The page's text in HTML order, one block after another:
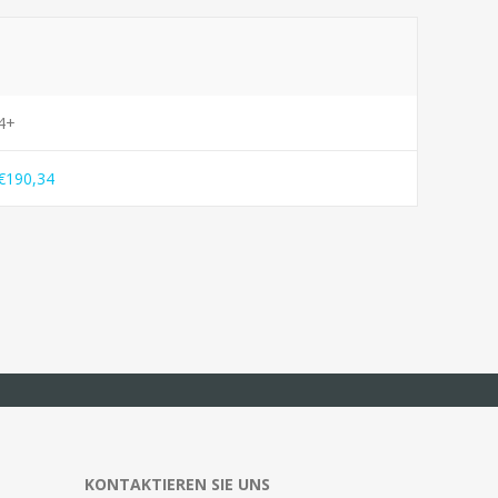
KONTAKTIEREN SIE UNS